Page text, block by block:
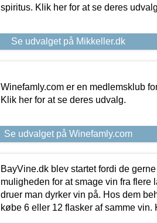
spiritus. Klik her for at se deres
Se udvalget på Mikkeller.dk
Winefamly.com er en medlemsklub
Klik her for at se deres udvalg.
Se udvalget på Winefamly.com
BayVine.dk blev startet fordi de
muligheden for at smage vin fra flere
druer man dyrker vin på. Hos dem
købe 6 eller 12 flasker af samme vin.